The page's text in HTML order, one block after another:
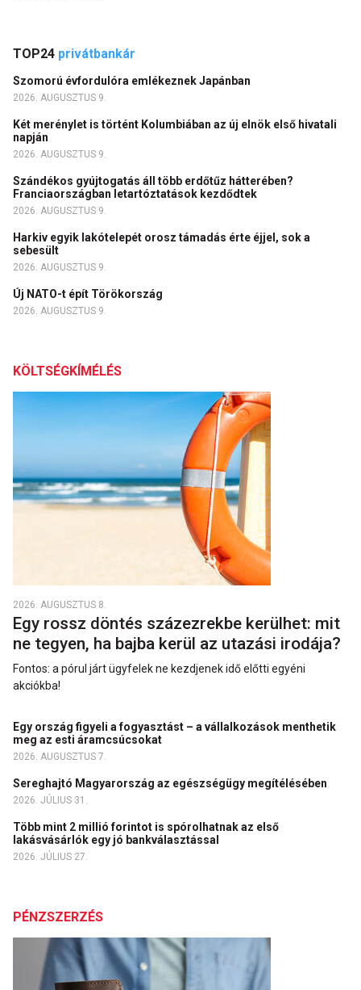
TOP24 privátbankár
Szomorú évfordulóra emlékeznek Japánban
2026. AUGUSZTUS 9.
Két merénylet is történt Kolumbiában az új elnök első hivatali
napján
2026. AUGUSZTUS 9.
Szándékos gyújtogatás áll több erdőtűz hátterében?
Franciaországban letartóztatások kezdődtek
2026. AUGUSZTUS 9.
Harkiv egyik lakótelepét orosz támadás érte éjjel, sok a
sebesült
2026. AUGUSZTUS 9.
Új NATO-t épít Törökország
2026. AUGUSZTUS 9.
KÖLTSÉGKÍMÉLÉS
2026. AUGUSZTUS 8.
Egy rossz döntés százezrekbe kerülhet: mit
ne tegyen, ha bajba kerül az utazási irodája?
Fontos: a pórul járt ügyfelek ne kezdjenek idő előtti egyéni
akciókba!
Egy ország figyeli a fogyasztást – a vállalkozások menthetik
meg az esti áramcsúcsokat
2026. AUGUSZTUS 7.
Sereghajtó Magyarország az egészségügy megítélésében
2026. JÚLIUS 31.
Több mint 2 millió forintot is spórolhatnak az első
lakásvásárlók egy jó bankválasztással
2026. JÚLIUS 27.
PÉNZSZERZÉS